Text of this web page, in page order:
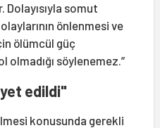
somut
önlenmesi ve
ölümcül güç
olmadığı söylenemez.”
edildi"
konusunda gerekli